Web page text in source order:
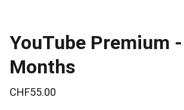
YouTube Premium
Months
CHF55.00